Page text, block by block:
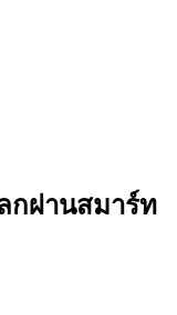
กผ่านสมาร์ท